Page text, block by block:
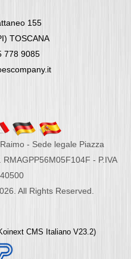
155
TOSCANA
778 9085
- Sede legale Piazza
- P.IVA
All Rights Reserved.
CMS Italiano V23.2)